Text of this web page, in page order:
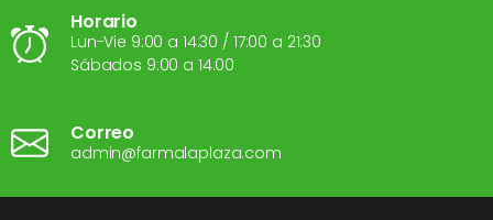
Horario
Lun-Vie 9:00 a 14:30 / 17:00 a 21:30
Sábados 9:00 a 14:00
Correo
admin@farmalaplaza.com